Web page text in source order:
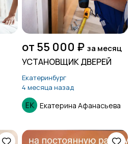
от 55 000 ₽ за месяц
УСТАНОВЩИК ДВЕРЕЙ
Екатеринбург
4 месяца назад
Екатерина Афанасьева